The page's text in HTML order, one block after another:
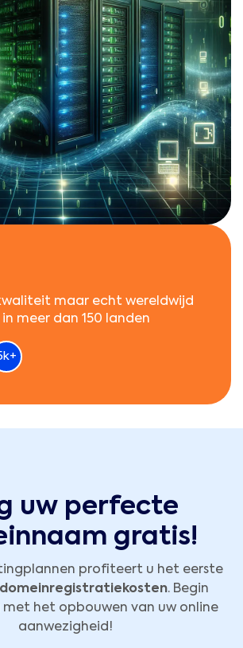
maar echt wereldwijd
meer dan 150 landen
uw perfecte
gratis!
profiteert u het eerste
domeinregistratiekosten. Begin
het opbouwen van uw online
aanwezigheid!